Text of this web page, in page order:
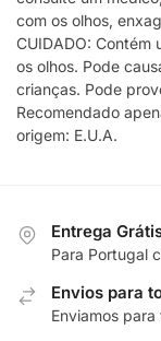
com os olhos,
CUIDADO: Contém
os olhos. Pode
crianças. Pode
Recomendado
origem: E.U.A.
Entrega
Para Portugal
Envios para
Enviamos